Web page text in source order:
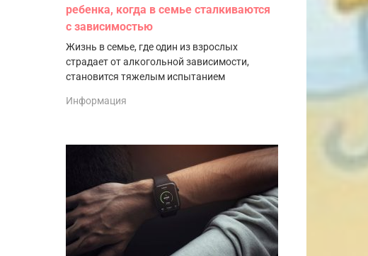
ребенка, когда в семье сталкиваются
с зависимостью
Жизнь в семье, где один из взрослых
страдает от алкогольной зависимости,
становится тяжелым испытанием
Информация